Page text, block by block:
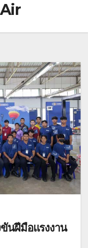
นฝีมือแรงงาน